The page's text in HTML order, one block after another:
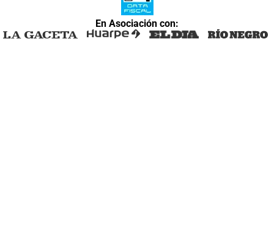
En Asociación con: